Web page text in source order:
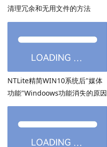
清理冗余和无用文件的方法
NTLite精简WIN10系统后"媒体
功能"Windoows功能消失的原因